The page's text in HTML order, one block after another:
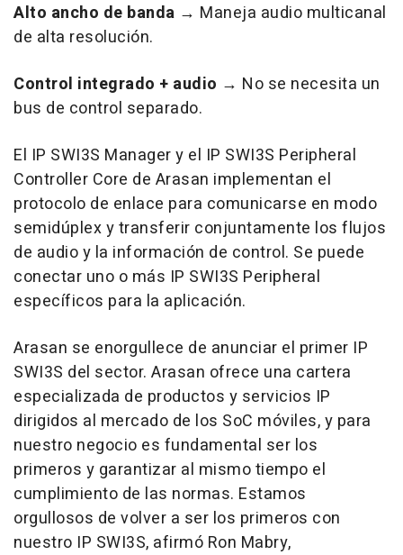
Alto ancho de banda → Maneja audio multicanal
de alta resolución.
Control integrado + audio → No se necesita un
bus de control separado.
El IP SWI3S Manager y el IP SWI3S Peripheral
Controller Core de Arasan implementan el
protocolo de enlace para comunicarse en modo
semidúplex y transferir conjuntamente los flujos
de audio y la información de control. Se puede
conectar uno o más IP SWI3S Peripheral
específicos para la aplicación.
Arasan se enorgullece de anunciar el primer IP
SWI3S del sector. Arasan ofrece una cartera
especializada de productos y servicios IP
dirigidos al mercado de los SoC móviles, y para
nuestro negocio es fundamental ser los
primeros y garantizar al mismo tiempo el
cumplimiento de las normas. Estamos
orgullosos de volver a ser los primeros con
nuestro IP SWI3S, afirmó Ron Mabry,